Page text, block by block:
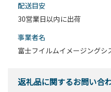
配送目安
30営業日以内に出荷
事業者名
富士フイルムイメージングシ
返礼品に関するお問い合